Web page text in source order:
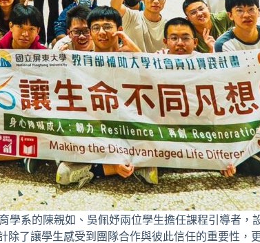
學系的陳親如、吳佩妤兩位學生擔任課程引導者，
了讓學生感受到團隊合作與彼此信任的重要性，